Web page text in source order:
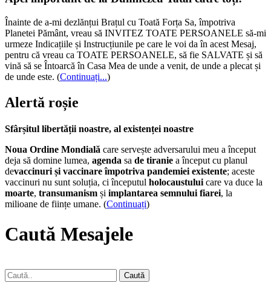
Înainte de a-mi dezlănțui Brațul cu Toată Forța Sa, împotriva
Planetei Pământ, vreau să INVITEZ TOATE PERSOANELE să-mi
urmeze Indicațiile și Instrucțiunile pe care le voi da în acest Mesaj,
pentru că vreau ca TOATE PERSOANELE, să fie SALVATE și să
vină să se Întoarcă în Casa Mea de unde a venit, de unde a plecat și
de unde este. (Continuați...)
Alertă roșie
Sfârșitul libertății noastre, al existenței noastre
Noua Ordine Mondială care servește adversarului meu a început
deja să domine lumea, agenda sa de tiranie a început cu planul
devaccinuri și vaccinare împotriva pandemiei existente; aceste
vaccinuri nu sunt soluția, ci începutul holocaustului care va duce la
moarte, transumanism și implantarea semnului fiarei, la
milioane de ființe umane. (Continuați)
Caută Mesajele